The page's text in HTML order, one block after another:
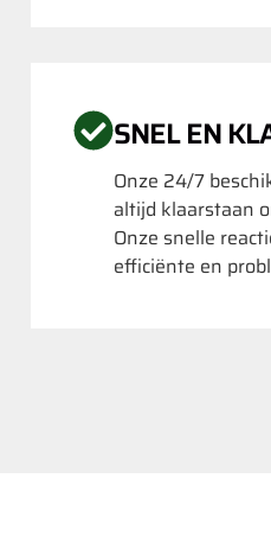
SNEL EN
Onze 24/7
altijd klaarstaan
Onze snelle
efficiënte en